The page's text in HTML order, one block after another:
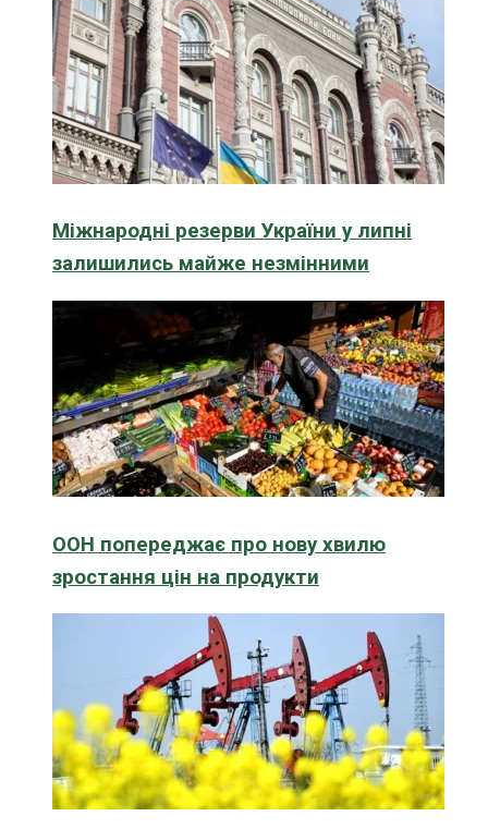
Міжнародні резерви України у липні
залишились майже незмінними
ООН попереджає про нову хвилю
зростання цін на продукти